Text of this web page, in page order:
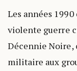
Les années
violente guerre
Décennie Noire,
militaire aux